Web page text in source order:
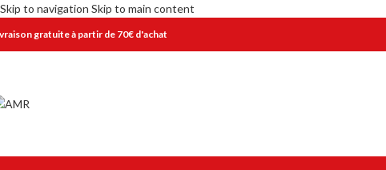
Skip to navigation Skip to main content
gratuite à partir de 70€ d'achat